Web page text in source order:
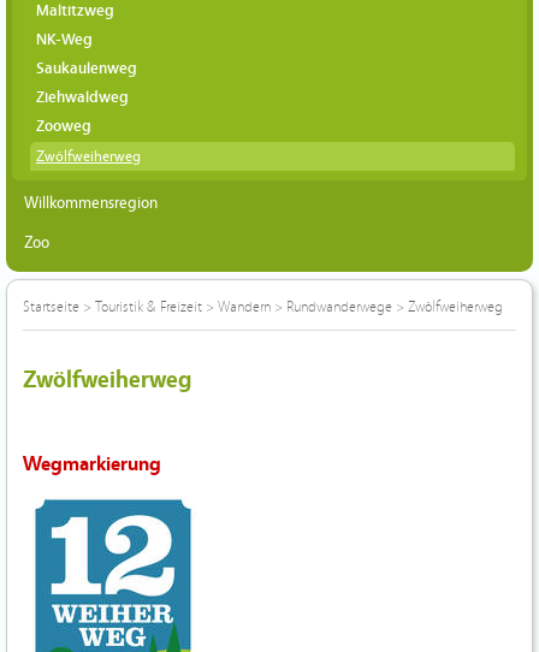
Maltitzweg
NK-Weg
Saukaulenweg
Ziehwaldweg
Zooweg
Zwölfweiherweg
Willkommensregion
Zoo
Startseite > Touristik & Freizeit > Wandern > Rundwanderwege > Zwölfweiherweg
Zwölfweiherweg
Wegmarkierung